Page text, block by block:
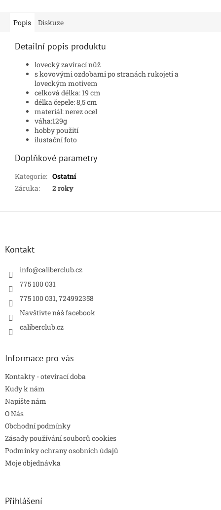
Popis Diskuze
Detailní popis produktu
lovecký zavírací nůž
s kovovými ozdobami po stranách rukojeti a
loveckým motivem
celková délka: 19 cm
délka čepele: 8,5 cm
materiál: nerez ocel
váha:129g
hobby použití
ilustační foto
Doplňkové parametry
Kategorie: Ostatní
Záruka: 2 roky
Z
Kontakt
info@caliberclub.cz
775 100 031
775 100 031, 724992358
Navštivte náš facebook
caliberclub.cz
Informace pro vás
Kontakty - otevírací doba
Kudy k nám
Napište nám
O Nás
Obchodní podmínky
Zásady používání souborů cookies
Podmínky ochrany osobních údajů
Moje objednávka
Přihlášení